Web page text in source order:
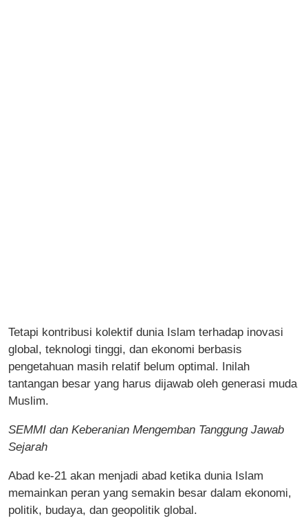
Tetapi kontribusi kolektif dunia Islam terhadap inovasi
global, teknologi tinggi, dan ekonomi berbasis
pengetahuan masih relatif belum optimal. Inilah
tantangan besar yang harus dijawab oleh generasi muda
Muslim.
SEMMI dan Keberanian Mengemban Tanggung Jawab
Sejarah
Abad ke-21 akan menjadi abad ketika dunia Islam
memainkan peran yang semakin besar dalam ekonomi,
politik, budaya, dan geopolitik global.